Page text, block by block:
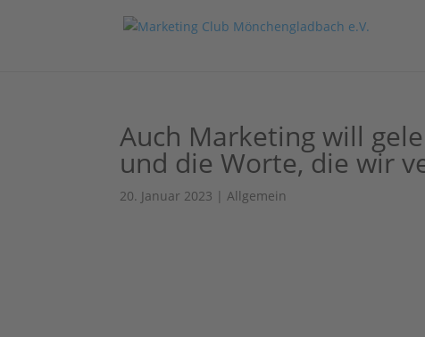
Auch Marketing will
und die Worte, die wir
20. Januar 2023 |Allgemein